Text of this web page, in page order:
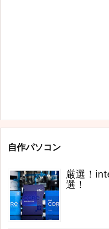
自作パソコン
厳選！
選！